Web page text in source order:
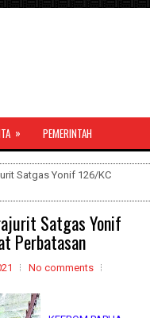
» PEMERINTAH
Satgas Yonif 126/KC
Satgas Yonif
Perbatasan
No comments